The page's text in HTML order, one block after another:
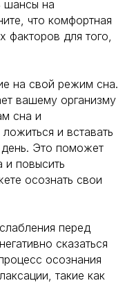
шансы на
что комфортная
факторов для того,
на свой режим сна.
вашему организму
сна и
и вставать
Это поможет
и повысить
осознать свои
перед
сказаться
осознания
такие как